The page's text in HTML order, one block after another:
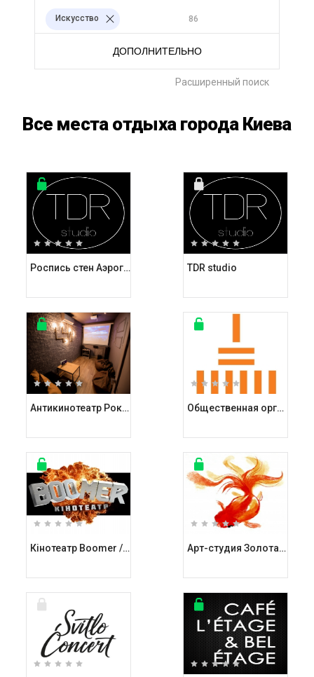
Искусство 86
ДОПОЛНИТЕЛЬНО
Расширенный поиск
Все места отдыха города Киева
Роспись стен Аэрография TDR studio
Антикинотеатр Рокфеллов / Rockfellow на Андреевском Общественная организация ВДНГ
Кінотеатр Boomer / Бумер Арт-студия Золотая Рыбка